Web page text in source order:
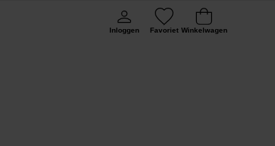
Inloggen Favoriet Winkelwagen